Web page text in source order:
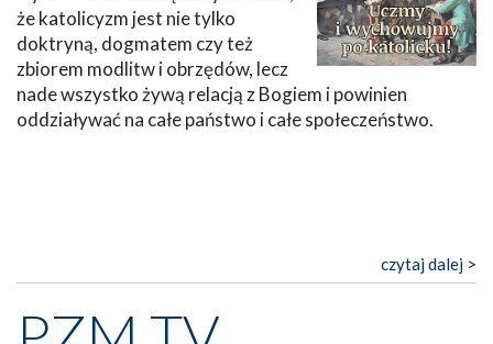
że katolicyzm jest nie tylko
doktryną, dogmatem czy też
zbiorem modlitw i obrzędów, lecz
nade wszystko żywą relacją z Bogiem i powinien
oddziaływać na całe państwo i całe społeczeństwo.
czytaj dalej >